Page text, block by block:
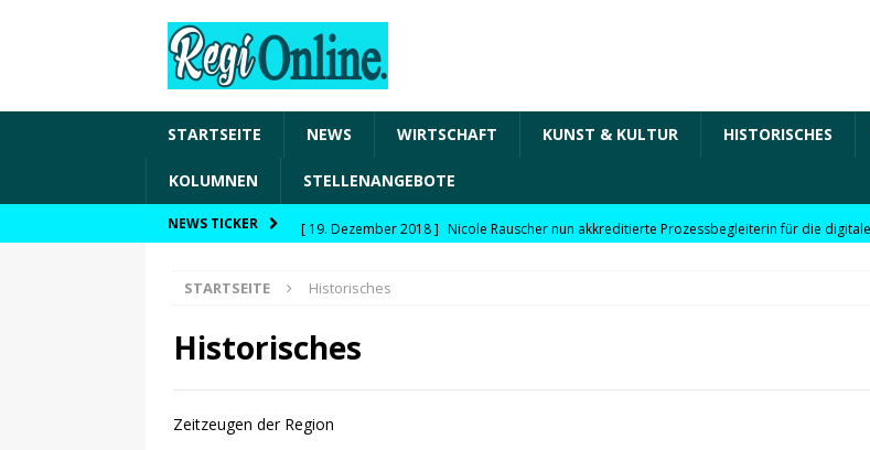
STARTSEITE NEWS WIRTSCHAFT KUNST & KULTUR HISTORISCHES
KOLUMNEN STELLENANGEBOTE
NEWS TICKER [ 19. Dezember 2018 ] Nicole Rauscher nun akkreditierte Prozessbegleiterin für die digitale
WIRTSCHAFT
[ 19. Dezember 2018 ]
STARTSEITE Historisches
Historisches
Zeitzeugen der Region